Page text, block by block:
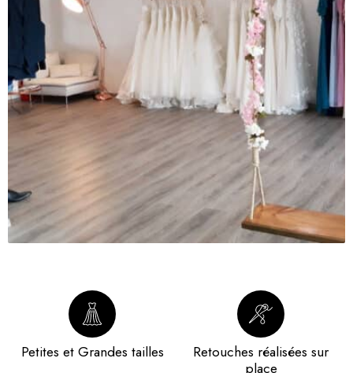
Petites et Grandes tailles
Retouches réalisées sur
place